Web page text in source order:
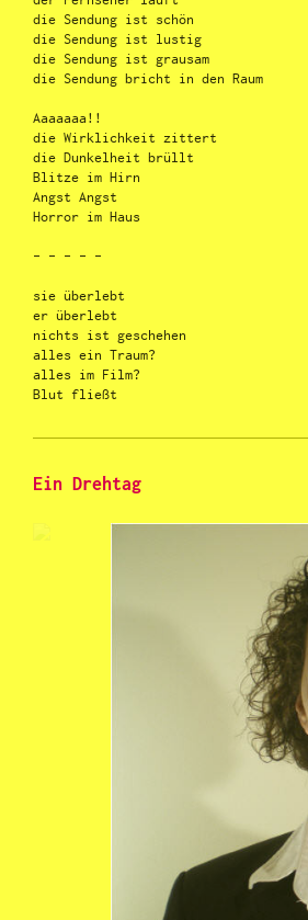
die Sendung ist schön
die Sendung ist lustig
die Sendung ist grausam
die Sendung bricht in den Raum
Aaaaaaa!!
die Wirklichkeit zittert
die Dunkelheit brüllt
Blitze im Hirn
Angst Angst
Horror im Haus
- - - - -
sie überlebt
er überlebt
nichts ist geschehen
alles ein Traum?
alles im Film?
Blut fließt
Ein Drehtag